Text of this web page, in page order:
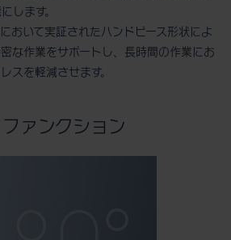
します。
おいて実証されたハンドピース形状によ
な作業をサポートし、長時間の作業にお
スを軽減させます。
ァンクション